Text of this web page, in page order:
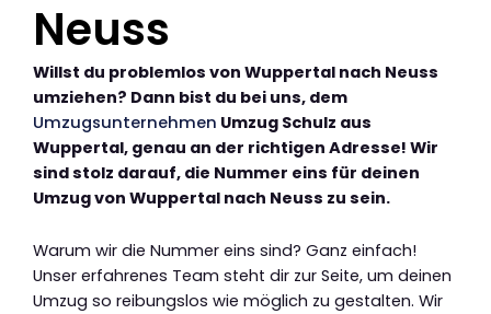
Neuss
Willst du problemlos von Wuppertal nach Neuss
umziehen? Dann bist du bei uns, dem
Umzugsunternehmen Umzug Schulz aus
Wuppertal, genau an der richtigen Adresse! Wir
sind stolz darauf, die Nummer eins für deinen
Umzug von Wuppertal nach Neuss zu sein.
Warum wir die Nummer eins sind? Ganz einfach!
Unser erfahrenes Team steht dir zur Seite, um deinen
Umzug so reibungslos wie möglich zu gestalten. Wir